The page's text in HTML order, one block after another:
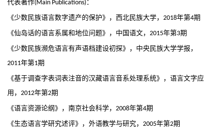
代表著作(Main Publications)：
《少数民族语言数字遗产的保护》，西北民族大学， 2018年第4期
《仙岛话的语言系属和地位问题》，中国语文， 2015年第3期
《少数民族濒危语言有声语档建设初探》，中央民族大学学报，
2011年第1期
《基于调查字表词表注音的汉藏语言音系处理系统》，语言文字应
用， 2012年第2期
《语言资源论纲》，南京社会科学， 2008年第4期
《生态语言学研究述评》，外语教学与研究， 2005年第2期